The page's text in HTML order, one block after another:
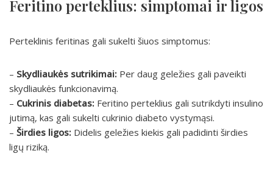
Feritino perteklius: simptomai ir ligos
Perteklinis feritinas gali sukelti šiuos simptomus:
– Skydliaukės sutrikimai: Per daug geležies gali paveikti
skydliaukės funkcionavimą.
– Cukrinis diabetas: Feritino perteklius gali sutrikdyti insulino
jutimą, kas gali sukelti cukrinio diabeto vystymąsi.
– Širdies ligos: Didelis geležies kiekis gali padidinti širdies
ligų riziką.